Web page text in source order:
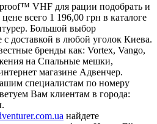
VHF для рации подобрать и
всего 1 196,00 грн в каталоге
Большой выбор
с доставкой в любой уголок Киева.
бренды как: Vortex, Vango,
на Спальные мешки,
магазине Адвенчер.
специалистам по номеру
Вам клиентам в города:
найдете